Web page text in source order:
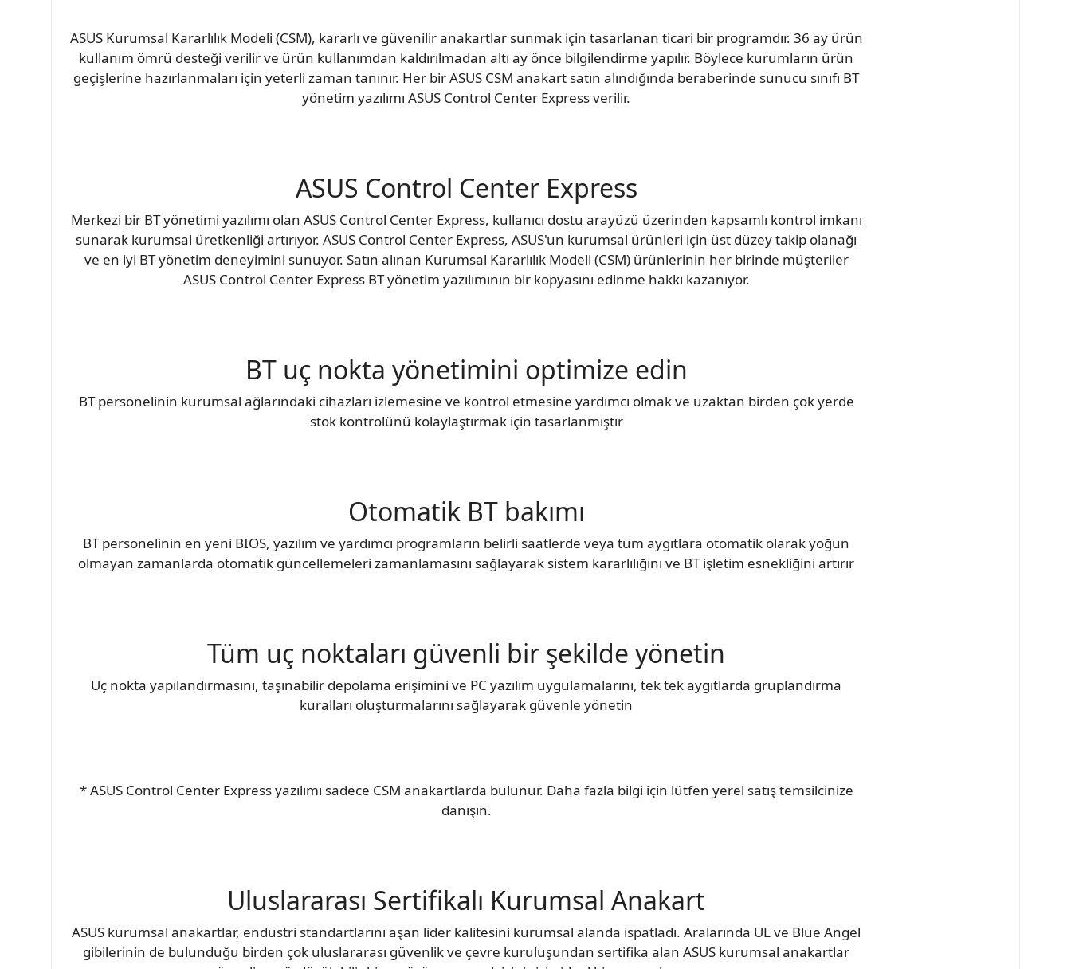
ASUS Kurumsal Kararlılık Modeli (CSM), kararlı ve güvenilir anakartlar sunmak için tasarlanan ticari bir programdır. 36 ay ürün
kullanım ömrü desteği verilir ve ürün kullanımdan kaldırılmadan altı ay önce bilgilendirme yapılır. Böylece kurumların ürün
geçişlerine hazırlanmaları için yeterli zaman tanınır. Her bir ASUS CSM anakart satın alındığında beraberinde sunucu sınıfı BT
yönetim yazılımı ASUS Control Center Express verilir.
ASUS Control Center Express
Merkezi bir BT yönetimi yazılımı olan ASUS Control Center Express, kullanıcı dostu arayüzü üzerinden kapsamlı kontrol imkanı
sunarak kurumsal üretkenliği artırıyor. ASUS Control Center Express, ASUS'un kurumsal ürünleri için üst düzey takip olanağı
ve en iyi BT yönetim deneyimini sunuyor. Satın alınan Kurumsal Kararlılık Modeli (CSM) ürünlerinin her birinde müşteriler
ASUS Control Center Express BT yönetim yazılımının bir kopyasını edinme hakkı kazanıyor.
BT uç nokta yönetimini optimize edin
BT personelinin kurumsal ağlarındaki cihazları izlemesine ve kontrol etmesine yardımcı olmak ve uzaktan birden çok yerde
stok kontrolünü kolaylaştırmak için tasarlanmıştır
Otomatik BT bakımı
BT personelinin en yeni BIOS, yazılım ve yardımcı programların belirli saatlerde veya tüm aygıtlara otomatik olarak yoğun
olmayan zamanlarda otomatik güncellemeleri zamanlamasını sağlayarak sistem kararlılığını ve BT işletim esnekliğini artırır
Tüm uç noktaları güvenli bir şekilde yönetin
Uç nokta yapılandırmasını, taşınabilir depolama erişimini ve PC yazılım uygulamalarını, tek tek aygıtlarda gruplandırma
kuralları oluşturmalarını sağlayarak güvenle yönetin
* ASUS Control Center Express yazılımı sadece CSM anakartlarda bulunur. Daha fazla bilgi için lütfen yerel satış temsilcinize
danışın.
Uluslararası Sertifikalı Kurumsal Anakart
ASUS kurumsal anakartlar, endüstri standartlarını aşan lider kalitesini kurumsal alanda ispatladı. Aralarında UL ve Blue Angel
gibilerinin de bulunduğu birden çok uluslararası güvenlik ve çevre kuruluşundan sertifika alan ASUS kurumsal anakartlar